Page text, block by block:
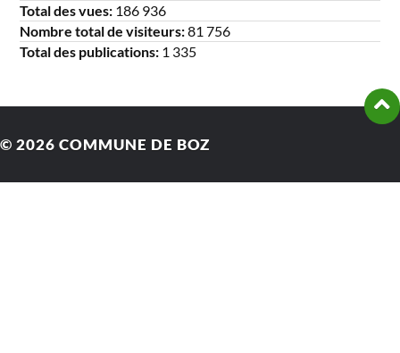
Total des vues: 186 936
Nombre total de visiteurs:81 756
Total des publications: 1 335
© 2026 COMMUNE DE BOZ